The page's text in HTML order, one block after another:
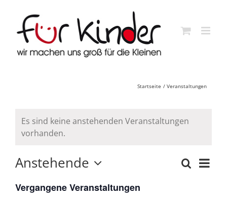
content
Startseite Veranstaltungen
Es sind keine anstehenden Veranstaltungen
vorhanden.
Suche
Liste
Anstehende
wählen.
Vergangene Veranstaltungen